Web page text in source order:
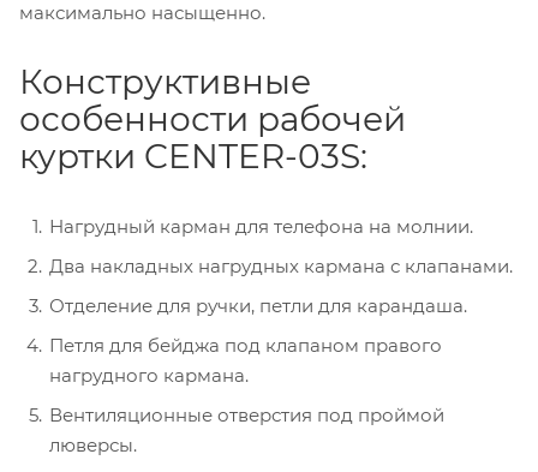
максимально насыщенно.
Конструктивные
особенности рабочей
куртки CENTER-03S:
Нагрудный карман для телефона на молнии.
Два накладных нагрудных кармана с клапанами.
Отделение для ручки, петли для карандаша.
Петля для бейджа под клапаном правого
нагрудного кармана.
Вентиляционные отверстия под проймой
люверсы.